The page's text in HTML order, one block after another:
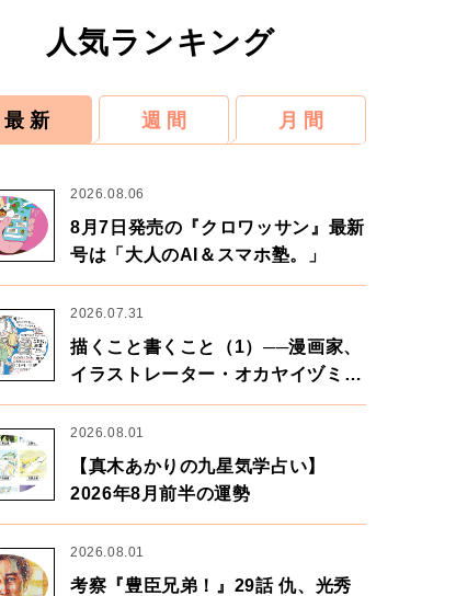
人気ランキング
最 新 週 間 月 間
2026.08.06
8月7日発売の『クロワッサン』最新
号は「大人のAI＆スマホ塾。」
2026.07.31
描くこと書くこと（1）──漫画家、
イラストレーター・オカヤイヅミさ
ん×漫画家・鶴谷香央理さん
2026.08.01
【真木あかりの九星気学占い】
2026年8月前半の運勢
2026.08.01
考察『豊臣兄弟！』29話 仇、光秀